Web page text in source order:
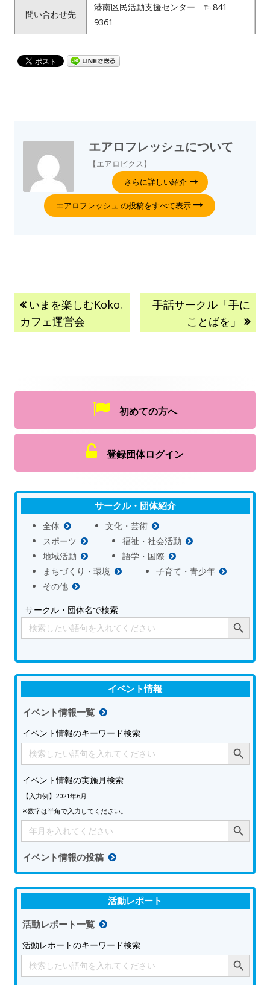
問い合わせ先
港南区民活動支援センター ℡841-
9361
エアロフレッシュについて
【エアロビクス】
さらに詳しい紹介
エアロフレッシュ の投稿をすべて表示
いまを楽しむKoko.
カフェ運営会
手話サークル「手に
ことばを」
初めての方へ
登録団体ログイン
サークル・団体紹介
全体
文化・芸術
スポーツ
福祉・社会活動
地域活動
語学・国際
まちづくり・環境
子育て・青少年
その他
サークル・団体名で検索
Search
for:
Search Button
イベント情報
イベント情報一覧
イベント情報のキーワード検索
Search
for:
Search Button
イベント情報の実施月検索
【入力例】2021年6月
※数字は半角で入力してください。
Search
for:
Search Button
イベント情報の投稿
活動レポート
活動レポート一覧
活動レポートのキーワード検索
Search
for:
Search Button